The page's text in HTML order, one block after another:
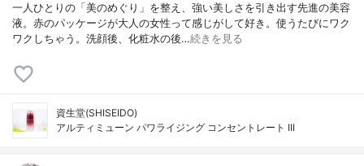
一人ひとりの「美のめぐり」を整え、強い美しさを引き出す先進の美容
液。赤のパッケージが大人の女性って感じがして好き。使うたびにワク
ワクしちゃう。洗顔後、化粧水の後…続きを見る
資生堂(SHISEIDO)
アルティミューン パワライジング コンセントレート III